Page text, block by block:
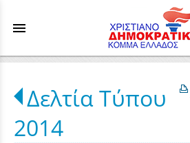
menu
Δελτία Τύπου
2014